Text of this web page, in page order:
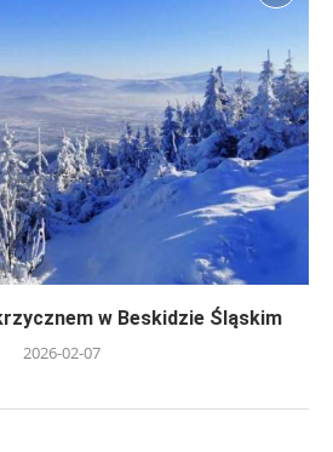
w Beskidzie Śląskim
2026-02-07